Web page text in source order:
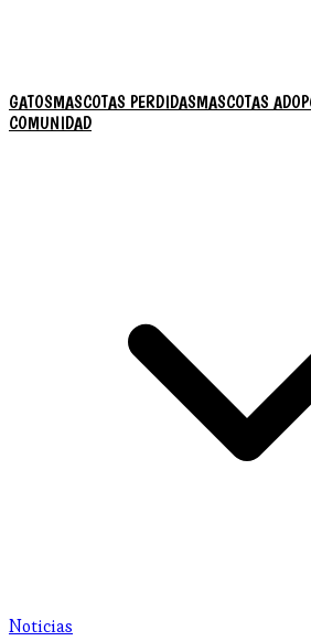
GATOSMASCOTAS PERDIDASMASCOTAS
COMUNIDAD
Noticias